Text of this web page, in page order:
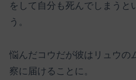
をして自分も死んでしまうと
う。
悩んだコウだが彼はリュウの
察に届けることに。